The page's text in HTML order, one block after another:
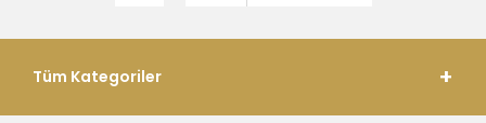
Tüm Kategoriler